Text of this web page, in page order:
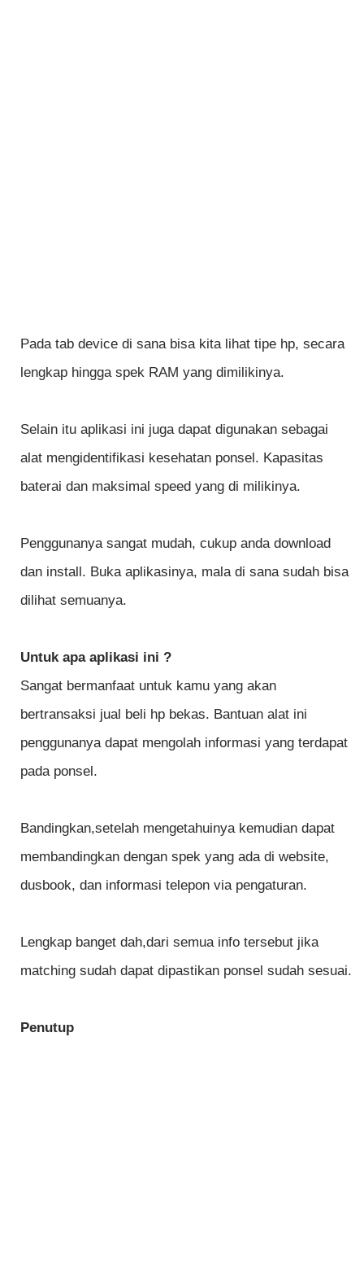
Pada tab device di sana bisa kita lihat tipe hp, secara
lengkap hingga spek RAM yang dimilikinya.
Selain itu aplikasi ini juga dapat digunakan sebagai
alat mengidentifikasi kesehatan ponsel. Kapasitas
baterai dan maksimal speed yang di milikinya.
Penggunanya sangat mudah, cukup anda download
dan install. Buka aplikasinya, mala di sana sudah bisa
dilihat semuanya.
Untuk apa aplikasi ini ?
Sangat bermanfaat untuk kamu yang akan
bertransaksi jual beli hp bekas. Bantuan alat ini
penggunanya dapat mengolah informasi yang terdapat
pada ponsel.
Bandingkan,setelah mengetahuinya kemudian dapat
membandingkan dengan spek yang ada di website,
dusbook, dan informasi telepon via pengaturan.
Lengkap banget dah,dari semua info tersebut jika
matching sudah dapat dipastikan ponsel sudah sesuai.
Penutup